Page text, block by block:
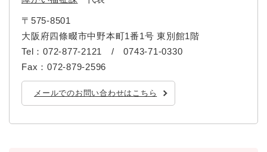
〒575-8501
大阪府四條畷市中野本町1番1号 東別館1階
Tel：072-877-2121 / 0743-71-0330
Fax：072-879-2596
メールでのお問い合わせはこちら